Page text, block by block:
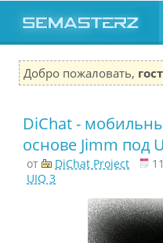
Добро пожаловать,
DiChat -
основе Jimm под
от DiChat Project
UIQ 3